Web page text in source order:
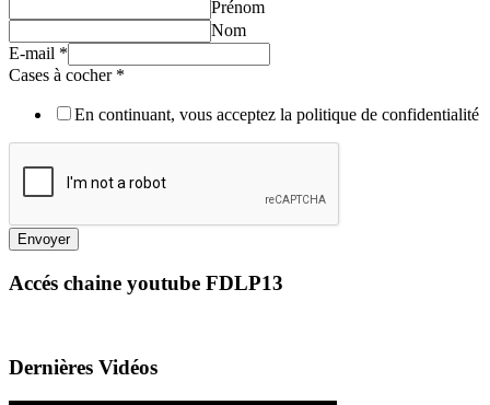
Prénom
Nom
E-mail *
Cases à cocher *
En continuant, vous acceptez la politique de confidentialité
Envoyer
Accés chaine youtube FDLP13
Dernières Vidéos